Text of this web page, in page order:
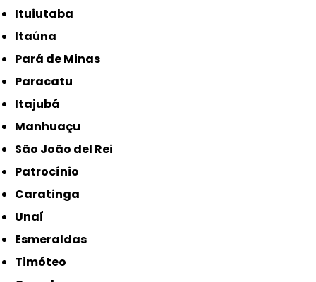
Ituiutaba
Itaúna
Pará de Minas
Paracatu
Itajubá
Manhuaçu
São João del Rei
Patrocínio
Caratinga
Unaí
Esmeraldas
Timóteo